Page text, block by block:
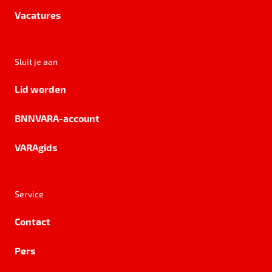
Vacatures
Sluit je aan
Lid worden
BNNVARA-account
VARAgids
Service
Contact
Pers